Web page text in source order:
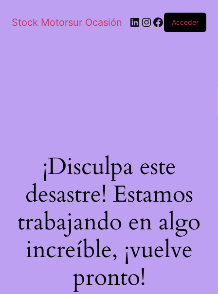
Stock Motorsur Ocasión Acceder
¡Disculpa este
desastre! Estamos
trabajando en algo
increíble, ¡vuelve
pronto!